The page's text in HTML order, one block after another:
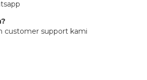
customer support kami